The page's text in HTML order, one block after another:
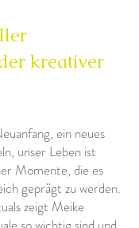
kreativer
ein neues
unser Leben ist
Momente, die es
geprägt zu werden.
zeigt Meike